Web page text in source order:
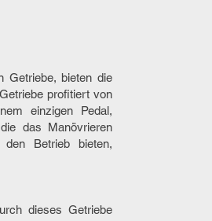
Getriebe, bieten die
profitiert von
einzigen Pedal,
das Manövrieren
Betrieb bieten,
dieses Getriebe